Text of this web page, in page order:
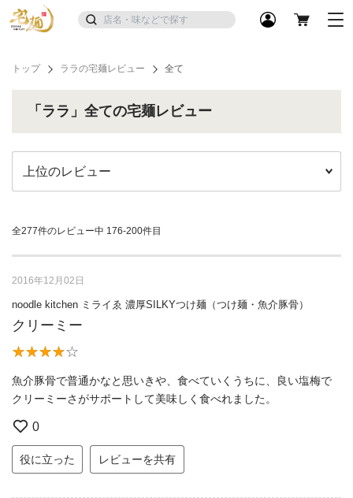
トップ ララの宅麺レビュー 全て
「ララ」全ての宅麺レビュー
全277件のレビュー中 176-200件目
2016年12月02日
noodle kitchen ミライゑ 濃厚SILKYつけ麺（つけ麺・魚介豚骨）
クリーミー
魚介豚骨で普通かなと思いきや、食べていくうちに、良い塩梅で
クリーミーさがサポートして美味しく食べれました。
0
役に立った レビューを共有